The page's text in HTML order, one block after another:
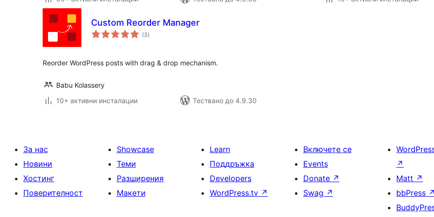
Custom Reorder Manager
(3общо
оценки
)
Reorder WordPress posts with drag & drop mechanism.
Babu Kolassery
10+ активни инсталации
Тествано до 4.9.30
За нас
Новини
Хостинг
Поверителност
Showcase
Теми
Разширения
Макети
Learn
Поддръжка
Developers
WordPress.tv ↗
Включете се
Events
Donate ↗
Swag ↗
↗
Matt ↗
bbPress ↗